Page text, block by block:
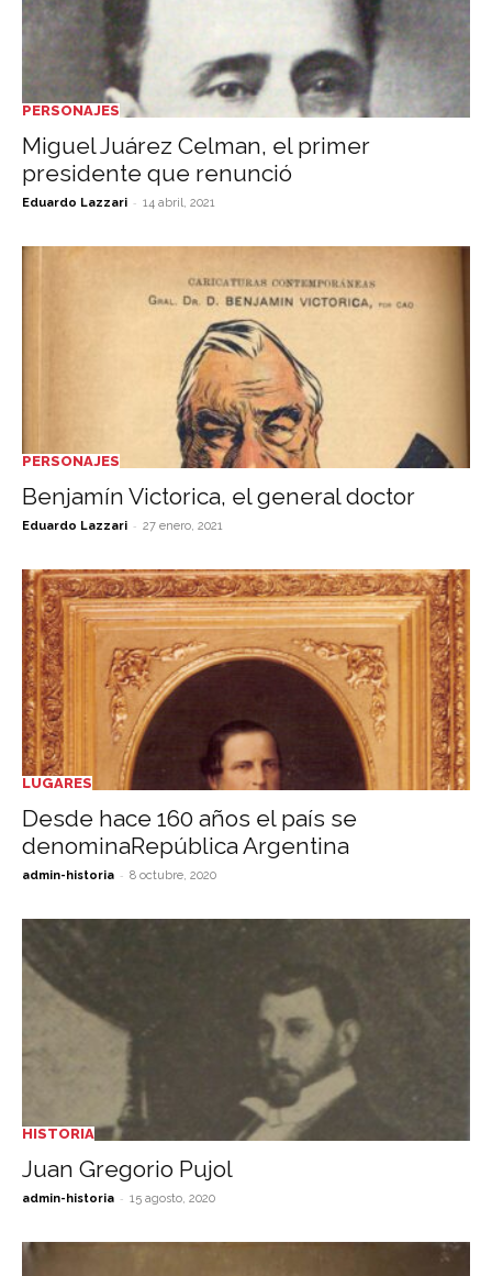
PERSONAJES
Miguel Juárez Celman, el primer
presidente que renunció
Eduardo Lazzari - 14 abril, 2021
PERSONAJES
Benjamín Victorica, el general doctor
Eduardo Lazzari - 27 enero, 2021
LUGARES
Desde hace 160 años el país se
denominaRepública Argentina
admin-historia - 8 octubre, 2020
HISTORIA
Juan Gregorio Pujol
admin-historia - 15 agosto, 2020